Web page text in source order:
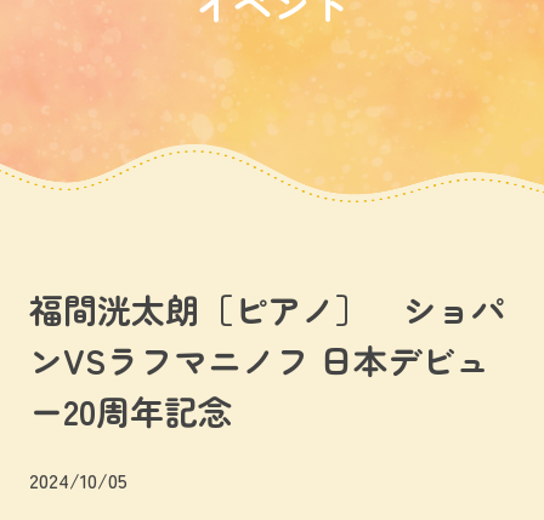
福間洸太朗［ピアノ］ ショパ
ンVSラフマニノフ 日本デビュ
ー20周年記念
2024/10/05